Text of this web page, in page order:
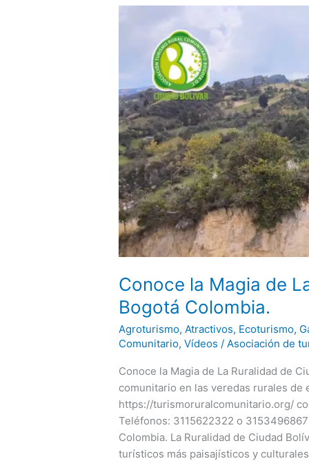
Conoce la Magia de
Bogotá Colombia.
Agroturismo, Atractivos, Ecoturismo,
Comunitario,Vídeos / Asociación de
Conoce la Magia de La Ruralidad de
comunitario en las veredas rurales de
https://turismoruralcomunitario.org/
Teléfonos: 3115622322 o
Colombia. La Ruralidad de Ciudad
turísticos más paisajísticos y